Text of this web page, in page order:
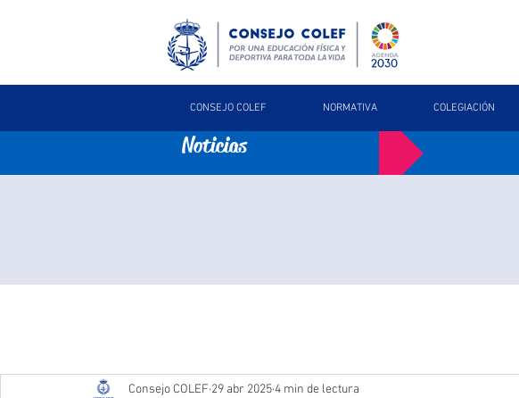
CONSEJO COLEF NORMATIVA COLEGIACIÓN
Noticias
Consejo COLEF 29 abr 20254 min de lectura